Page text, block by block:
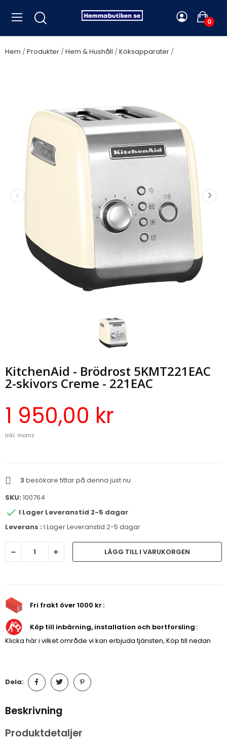
0
Hem Produkter Hem & Hushåll Köksapparater
KitchenAid - Brödrost 5KMT221EAC
2-skivors Creme - 221EAC
1 950,00 kr
Inkl. moms
3 besökare tittar på denna just nu
SKU: 100764
 I Lager Leveranstid 2-5 dagar
Leverans : I Lager Leveranstid 2-5 dagar
LÄGG TILL I VARUKORGEN
Fri frakt över 1000 kr
Köp till inbärning, installation och bortforsling
Klicka här i vilket område vi kan erbjuda tjänsten, Köp till nedan
Dela:
Beskrivning
Produktdetaljer